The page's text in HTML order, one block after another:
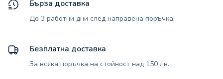
Бърза доставка
До 3 работни дни след направена поръчка.
Безплатна доставка
За всяка поръчка на стойност над 150 лв.